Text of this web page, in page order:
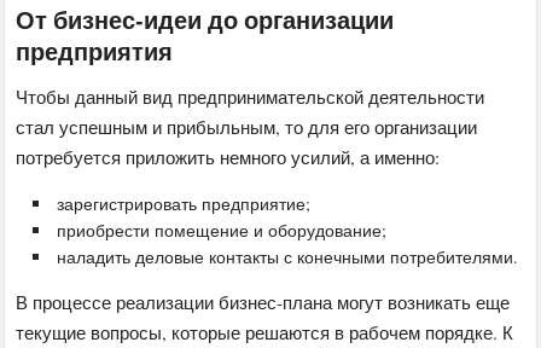
От бизнес-идеи до организации
предприятия
Чтобы данный вид предпринимательской деятельности
стал успешным и прибыльным, то для его организации
потребуется приложить немного усилий, а именно:
зарегистрировать предприятие;
приобрести помещение и оборудование;
наладить деловые контакты с конечными потребителями.
В процессе реализации бизнес-плана могут возникать еще
текущие вопросы, которые решаются в рабочем порядке. К